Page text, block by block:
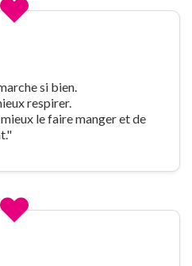
si bien.
respirer.
le faire manger et de